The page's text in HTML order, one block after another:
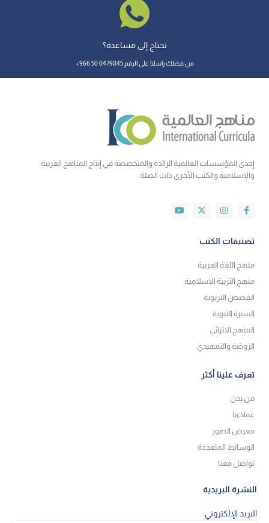
تحتاج إلى مساعدة؟
من فضلك راسلنا على الرقم 0479845 50 966+
إحدى المؤسسات العالمية الرائدة والمتخصصة في إنتاج المناهج العربية
والإسلامية والكتب الأخرى ذات الصلة.
تصنيفات الكتب
منهج اللغة العربية
منهج التربية الاسلامية
القصص التربوية
السيرة النبوية
المنهج الاثرائي
الروضة والتمهيدي
تعرف علينا أكثر
من نحن
عملاءنا
معرض الصور
الوسائط المتعددة
تواصل معنا
النشرة البريدية
البريد الإلكتروني